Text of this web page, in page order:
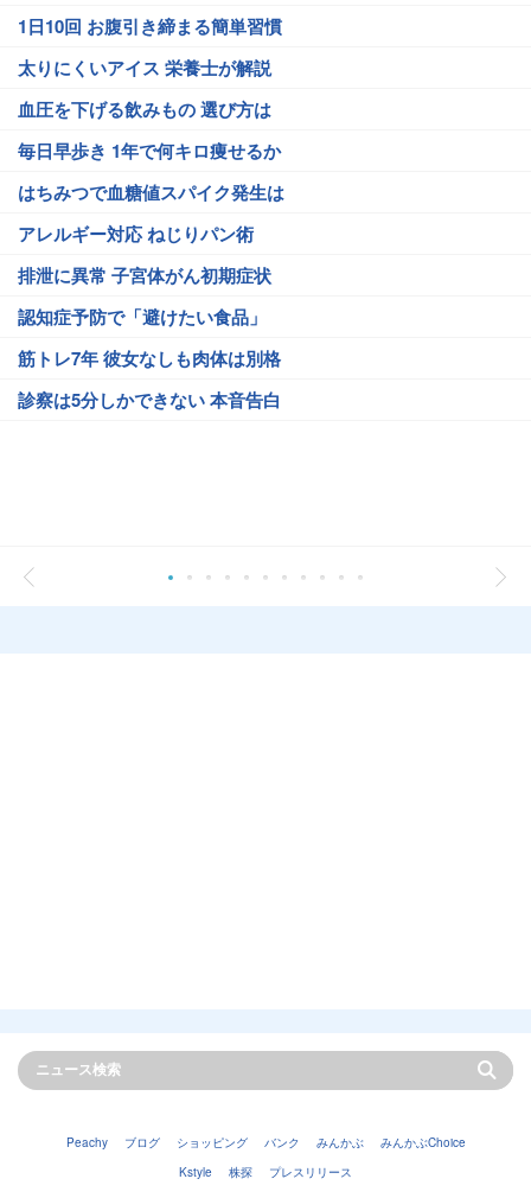
1日10回 お腹引き締まる簡単習慣
太りにくいアイス 栄養士が解説
血圧を下げる飲みもの 選び方は
毎日早歩き 1年で何キロ痩せるか
はちみつで血糖値スパイク発生は
アレルギー対応 ねじりパン術
排泄に異常 子宮体がん初期症状
認知症予防で「避けたい食品」
筋トレ7年 彼女なしも肉体は別格
診察は5分しかできない 本音告白
Peachy ブログ ショッピング バンク みんかぶ
みんかぶChoice
Kstyle
株探 プレスリリース